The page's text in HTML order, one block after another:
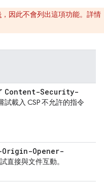
，因此不會列出這項功能。詳情
Content-Security-
試載入 CSP 不允許的指令
Origin-Opener-
直接與文件互動。